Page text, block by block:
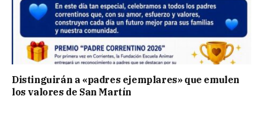
Distinguirán a «padres ejemplares» que emulen
los valores de San Martín